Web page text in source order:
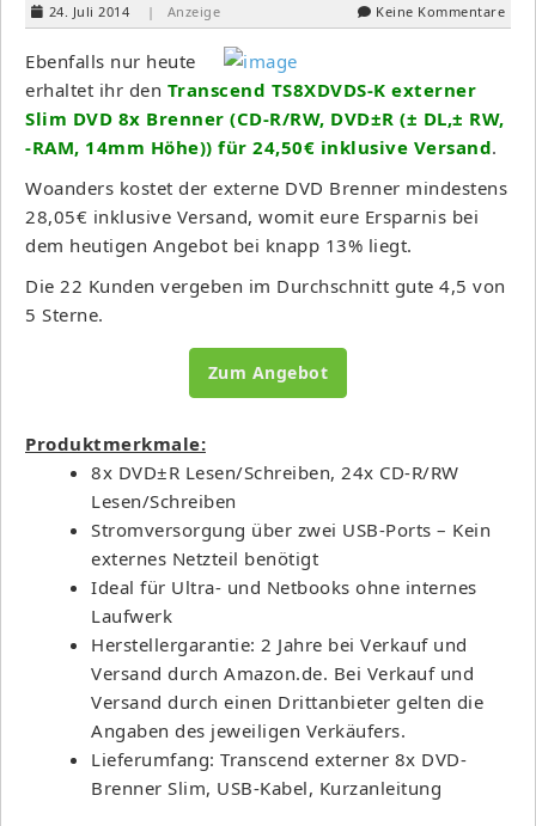
24. Juli 2014 | Anzeige Keine Kommentare
Ebenfalls nur heute
erhaltet ihr den Transcend TS8XDVDS-K externer
Slim DVD 8x Brenner (CD-R/RW, DVD±R (± DL,± RW,
-RAM, 14mm Höhe)) für 24,50€ inklusive Versand.
Woanders kostet der externe DVD Brenner mindestens
28,05€ inklusive Versand, womit eure Ersparnis bei
dem heutigen Angebot bei knapp 13% liegt.
Die 22 Kunden vergeben im Durchschnitt gute 4,5 von
5 Sterne.
Zum Angebot
Produktmerkmale:
8x DVD±R Lesen/Schreiben, 24x CD-R/RW
Lesen/Schreiben
Stromversorgung über zwei USB-Ports – Kein
externes Netzteil benötigt
Ideal für Ultra- und Netbooks ohne internes
Laufwerk
Herstellergarantie: 2 Jahre bei Verkauf und
Versand durch Amazon.de. Bei Verkauf und
Versand durch einen Drittanbieter gelten die
Angaben des jeweiligen Verkäufers.
Lieferumfang: Transcend externer 8x DVD-
Brenner Slim, USB-Kabel, Kurzanleitung